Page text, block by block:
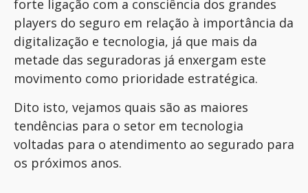
forte ligação com a consciência dos grandes
players do seguro em relação à importância da
digitalização e tecnologia, já que mais da
metade das seguradoras já enxergam este
movimento como prioridade estratégica.
Dito isto, vejamos quais são as maiores
tendências para o setor em tecnologia
voltadas para o atendimento ao segurado para
os próximos anos.